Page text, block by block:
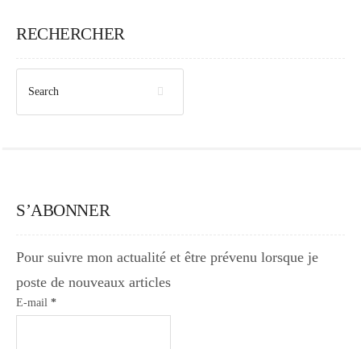
RECHERCHER
S’ABONNER
Pour suivre mon actualité et être prévenu lorsque je
poste de nouveaux articles
E-mail *